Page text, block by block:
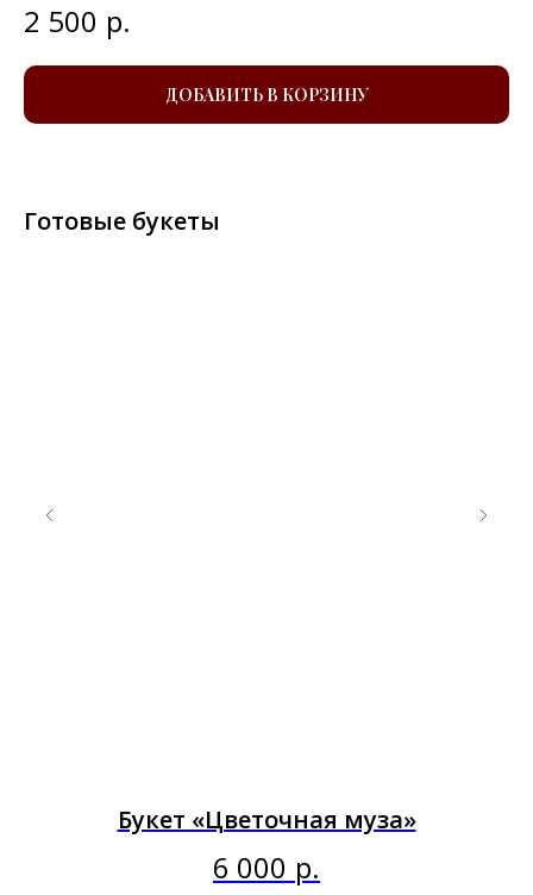
2 500 р.
ДОБАВИТЬ В КОРЗИНУ
Готовые букеты
Букет «Цветочная муза»
6 000 р.